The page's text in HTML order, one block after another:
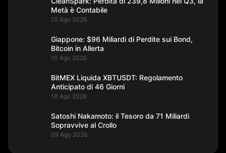
Metà è Contabile
10 Ago 2026
Giappone: $96 Miliardi di Perdite sui Bond,
Bitcoin in Allerta
10 Ago 2026
BitMEX Liquida XBTUSDT: Regolamento
Anticipato di 46 Giorni
10 Ago 2026
Satoshi Nakamoto: il Tesoro da 71 Miliardi
Sopravvive al Crollo
09 Ago 2026